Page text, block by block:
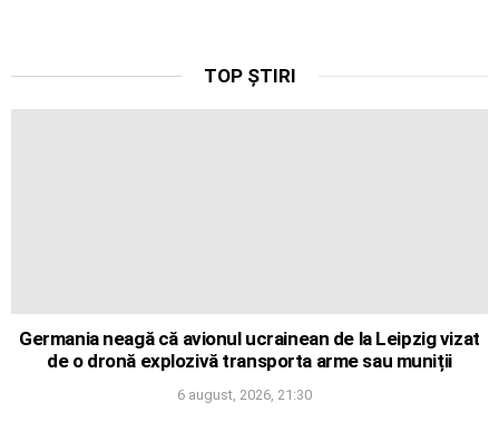
TOP ȘTIRI
Germania neagă că avionul ucrainean de la Leipzig vizat
de o dronă explozivă transporta arme sau muniții
6 august, 2026, 21:30